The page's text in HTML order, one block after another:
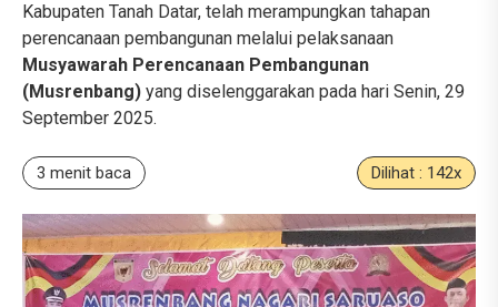
Kabupaten Tanah Datar, telah merampungkan tahapan
perencanaan pembangunan melalui pelaksanaan
Musyawarah Perencanaan Pembangunan
(Musrenbang) yang diselenggarakan pada hari Senin, 29
September 2025.
3 menit baca Dilihat : 142x